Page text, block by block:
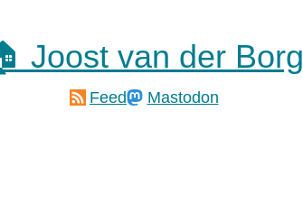
Joost van der Borg
Feed Mastodon